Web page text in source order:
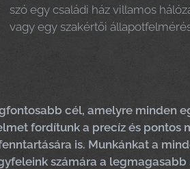
szó egy családi ház villamos
vagy egy szakértői
cél, amelyre minden
fordítunk a precíz és pontos
is. Munkánkat a
számára a